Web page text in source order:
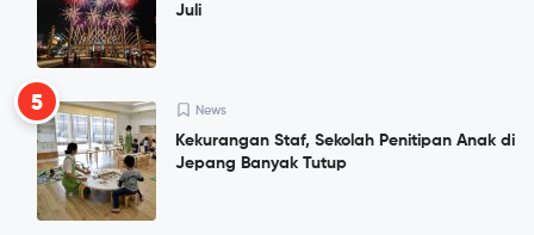
Juli
5 News
Kekurangan Staf, Sekolah Penitipan Anak di
Jepang Banyak Tutup